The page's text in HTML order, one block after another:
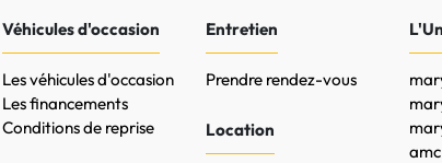
Véhicules d'occasion
Les véhicules d'occasion
Les financements
Conditions de reprise
Entretien
Prendre rendez-vous
Location